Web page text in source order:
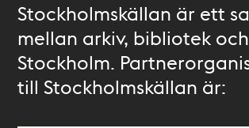
Stockholmskällan är ett
mellan arkiv, bibliotek
Stockholm.
till Stockholmskällan är: